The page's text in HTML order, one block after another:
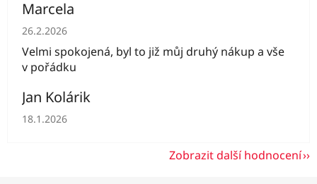
Marcela
Hodnocení obchodu je 5 z 5 hvězdiček.
26.2.2026
Velmi spokojená, byl to již můj druhý nákup a vše
v pořádku
Jan Kolárik
Hodnocení obchodu je 5 z 5 hvězdiček.
18.1.2026
Zobrazit další hodnocení